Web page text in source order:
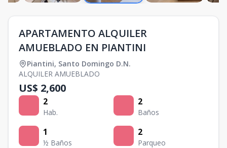
APARTAMENTO ALQUILER
AMUEBLADO EN PIANTINI
Piantini, Santo Domingo D.N.
ALQUILER AMUEBLADO
US$ 2,600
2
Hab.
2
Baños
1
½ Baños
2
Parqueo